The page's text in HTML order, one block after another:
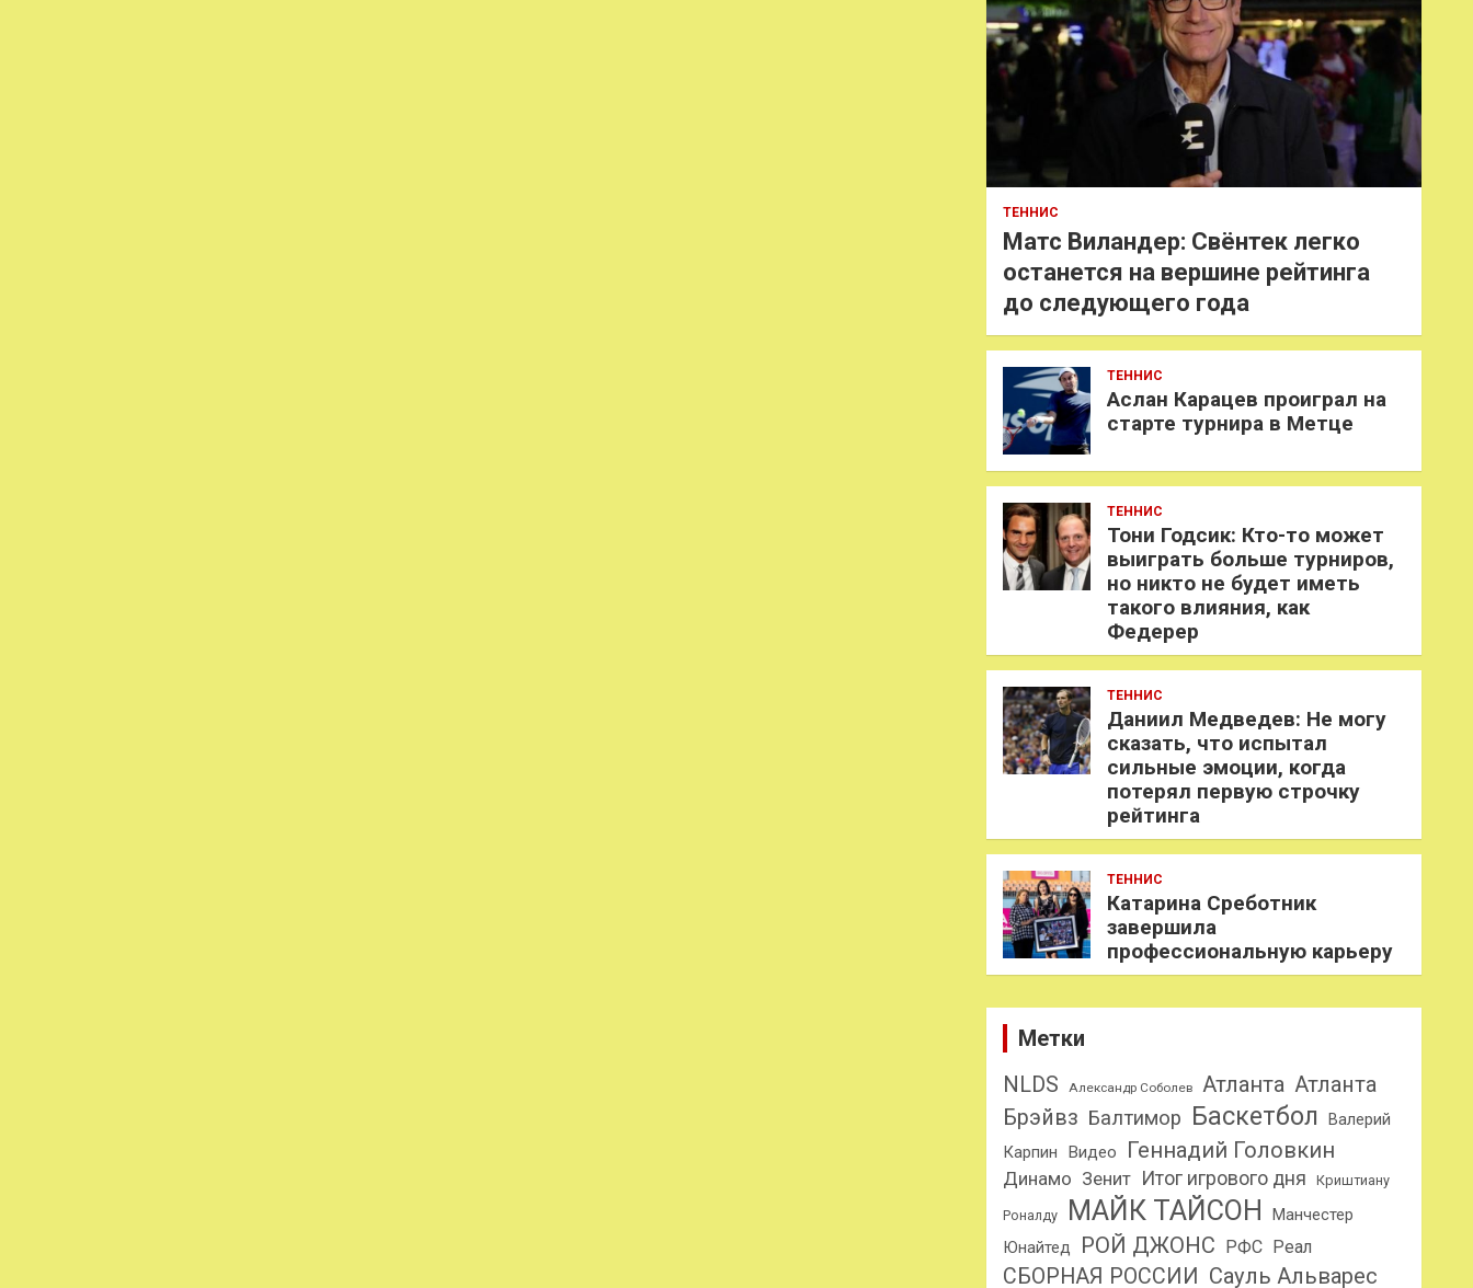
ТЕННИС
Матс Виландер: Свёнтек легко
останется на вершине рейтинга
до следующего года
ТЕННИС
Аслан Карацев проиграл на
старте турнира в Метце
ТЕННИС
Тони Годсик: Кто-то может
выиграть больше турниров,
но никто не будет иметь
такого влияния, как
Федерер
ТЕННИС
Даниил Медведев: Не могу
сказать, что испытал
сильные эмоции, когда
потерял первую строчку
рейтинга
ТЕННИС
Катарина Среботник
завершила
профессиональную карьеру
Метки
NLDS
Александр Соболев Атланта Атланта
Брэйвз Балтимор Баскетбол
Валерий
Карпин
Видео Геннадий Головкин
Динамо Зенит Итог игрового дня Криштиану
Роналду МАЙК ТАЙСОН
Манчестер
Юнайтед
РОЙ ДЖОНС РФС Реал
СБОРНАЯ РОССИИ Сауль Альварес